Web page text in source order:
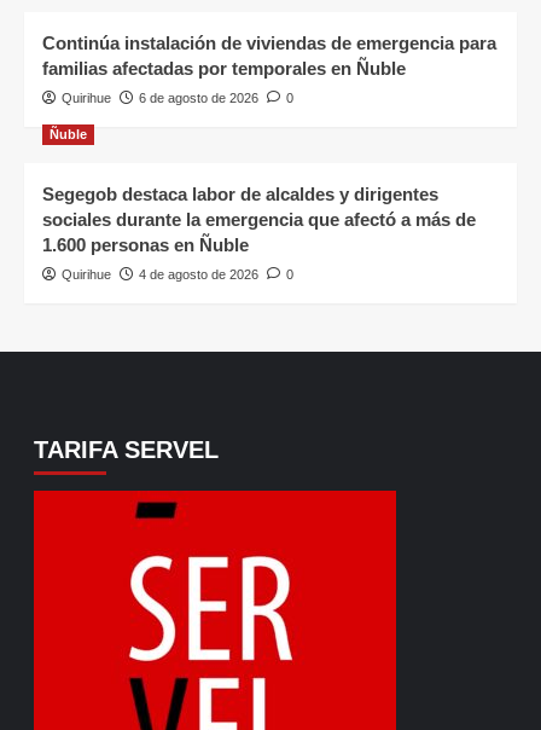
Continúa instalación de viviendas de emergencia para
familias afectadas por temporales en Ñuble
Quirihue 6 de agosto de 2026 0
Ñuble
Segegob destaca labor de alcaldes y dirigentes
sociales durante la emergencia que afectó a más de
1.600 personas en Ñuble
Quirihue 4 de agosto de 2026 0
TARIFA SERVEL